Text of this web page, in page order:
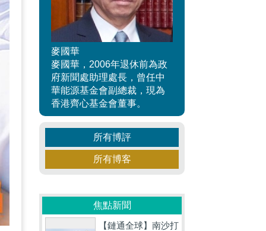
麥國華
麥國華，2006年退休前為政
府新聞處助理處長，曾任中
華能源基金會副總裁，現為
香港齊心基金會董事。
所有博評
所有博客
焦點新聞
【鏈通全球】南沙打